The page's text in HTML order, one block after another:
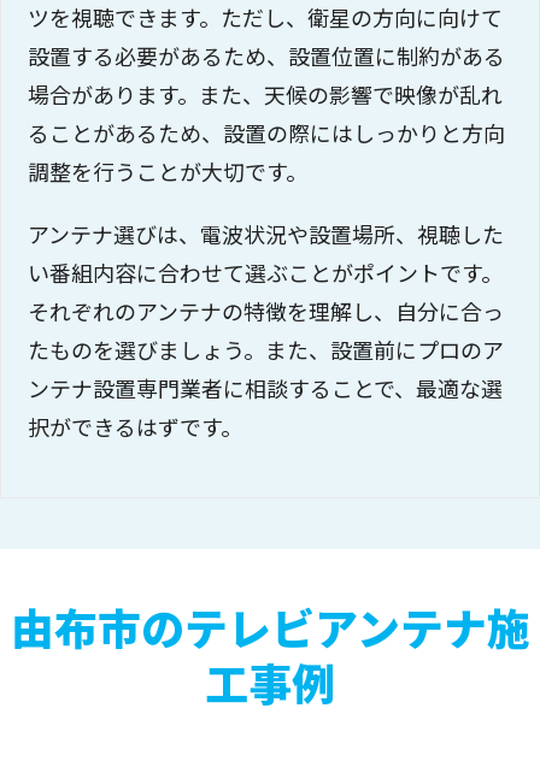
ツを視聴できます。ただし、衛星の方向に向けて
設置する必要があるため、設置位置に制約がある
場合があります。また、天候の影響で映像が乱れ
ることがあるため、設置の際にはしっかりと方向
調整を行うことが大切です。
アンテナ選びは、電波状況や設置場所、視聴した
い番組内容に合わせて選ぶことがポイントです。
それぞれのアンテナの特徴を理解し、自分に合っ
たものを選びましょう。また、設置前にプロのア
ンテナ設置専門業者に相談することで、最適な選
択ができるはずです。
由布市のテレビアンテナ施
工事例